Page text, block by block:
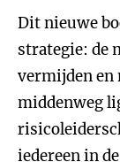
Dit nieuwe
strategie: de
vermijden en
middenweg
iedereen in